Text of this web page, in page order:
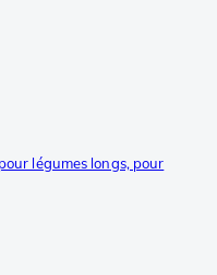
légumes longs, pour